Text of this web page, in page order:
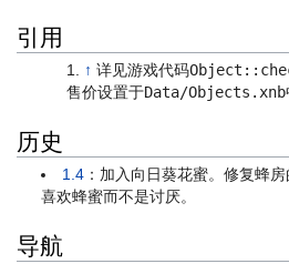
引用
↑ 详见游戏代码
售价设置于Data/Objects.xnb
历史
1.4 ：加入向日葵花蜜。修复蜂
喜欢蜂蜜而不是讨厌。
导航